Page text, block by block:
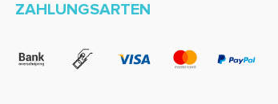
ZAHLUNGSARTEN